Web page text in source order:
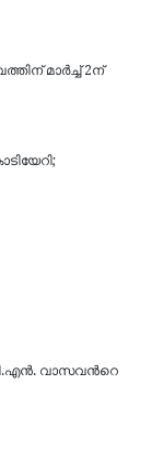
മാർച്ച് 2ന്
വാസവന്‍റെ